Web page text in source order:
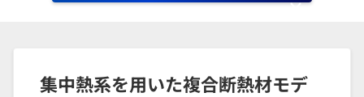
集中熱系を用いた複合断熱材モデ